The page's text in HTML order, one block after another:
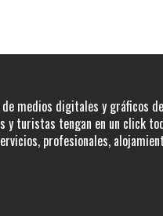
medios digitales y gráficos
y turistas tengan en un click
profesionales,